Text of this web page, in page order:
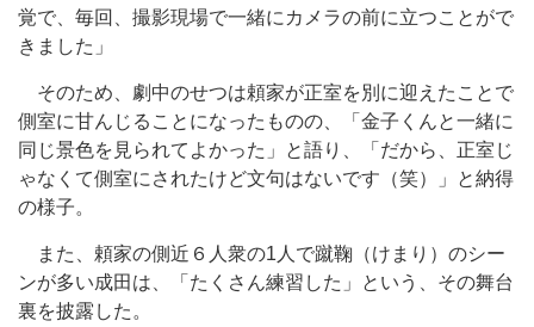
覚で、毎回、撮影現場で一緒にカメラの前に立つことがで
きました」
そのため、劇中のせつは頼家が正室を別に迎えたことで
側室に甘んじることになったものの、「金子くんと一緒に
同じ景色を見られてよかった」と語り、「だから、正室じ
ゃなくて側室にされたけど文句はないです（笑）」と納得
の様子。
また、頼家の側近６人衆の1人で蹴鞠（けまり）のシー
ンが多い成田は、「たくさん練習した」という、その舞台
裏を披露した。